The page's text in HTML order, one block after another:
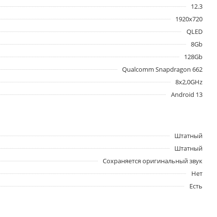
12.3
1920х720
QLED
8Gb
128Gb
Qualcomm Snapdragon 662
8x2,0GHz
Android 13
Штатный
Штатный
Сохраняется оригинальный звук
Нет
Есть